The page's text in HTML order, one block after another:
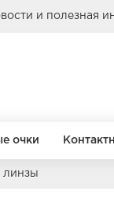
и полезная
очки
линзы